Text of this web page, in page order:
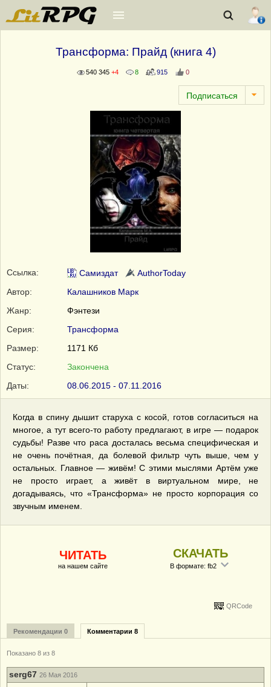
Трансформа: Прайд (книга 4)
540 345 +4 8 915 0
Ссылка: Самиздат
AuthorToday
Автор:
Калашников Марк
Жанр:
Фэнтези
Серия:
Трансформа
Размер:
1171 Кб
Статус:
Закончена
Даты:
08.06.2015 - 07.11.2016
Когда в спину дышит старуха с косой, готов согласиться на
многое, а тут всего-то работу предлагают, в игре — подарок
судьбы! Разве что раса досталась весьма специфическая и
не очень почётная, да болевой фильтр чуть выше, чем у
остальных. Главное — живём! С этими мыслями Артём уже
не просто играет, а живёт в виртуальном мире, не
догадываясь, что «Трансформа» не просто корпорация со
звучным именем.
ЧИТАТЬ
на нашем сайте
СКАЧАТЬ
В формате: fb2
QRCode
Рекомендации 0 Комментарии 8
Показано 8 из 8
serg67 26 Мая 2016